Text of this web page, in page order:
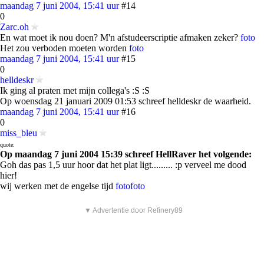
maandag 7 juni 2004, 15:41 uur #14
0
Zarc.oh
En wat moet ik nou doen? M'n afstudeerscriptie afmaken zeker? foto
Het zou verboden moeten worden foto
maandag 7 juni 2004, 15:41 uur #15
0
helldeskr
Ik ging al praten met mijn collega's :S :S
Op woensdag 21 januari 2009 01:53 schreef helldeskr de waarheid.
maandag 7 juni 2004, 15:41 uur #16
0
miss_bleu
quote:
Op maandag 7 juni 2004 15:39 schreef HellRaver het volgende:
Goh das pas 1,5 uur hoor dat het plat ligt......... :p verveel me dood
hier!
wij werken met de engelse tijd fotofoto
▼ Advertentie door Refinery89